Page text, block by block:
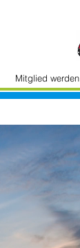
Mitglied werden